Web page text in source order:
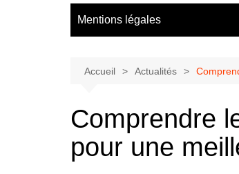
Mentions légales
Accueil Actualités
Comprendre
pour une